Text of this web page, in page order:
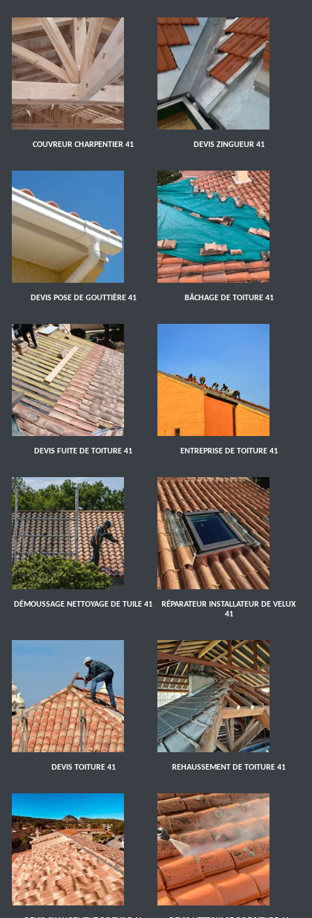
COUVREUR CHARPENTIER 41 DEVIS ZINGUEUR 41
DEVIS POSE DE GOUTTIÈRE 41 BÂCHAGE DE TOITURE 41
DEVIS FUITE DE TOITURE 41 ENTREPRISE DE TOITURE 41
DÉMOUSSAGE NETTOYAGE DE TUILE 41
RÉPARATEUR INSTALLATEUR DE VELUX
41
DEVIS TOITURE 41 REHAUSSEMENT DE TOITURE 41